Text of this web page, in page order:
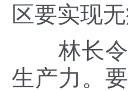
区要实现无
林长令
生产力。